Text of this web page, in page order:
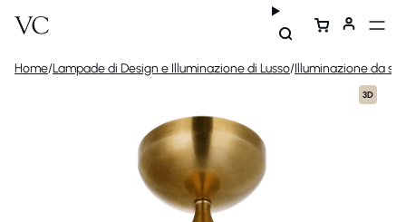
Home/Lampade di Design e Illuminazione di Lusso/Illuminazione da
3D